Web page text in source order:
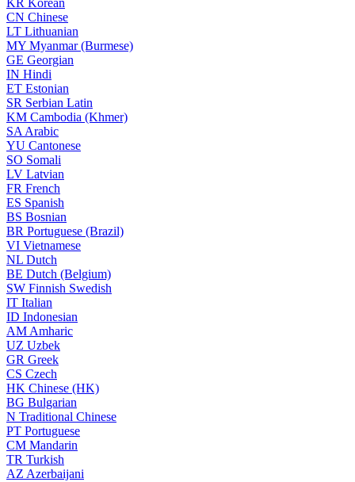
KR Korean
CN Chinese
LT Lithuanian
MY Myanmar (Burmese)
GE Georgian
IN Hindi
ET Estonian
SR Serbian Latin
KM Cambodia (Khmer)
SA Arabic
YU Cantonese
SO Somali
LV Latvian
FR French
ES Spanish
BS Bosnian
BR Portuguese (Brazil)
VI Vietnamese
NL Dutch
BE Dutch (Belgium)
SW Finnish Swedish
IT Italian
ID Indonesian
AM Amharic
UZ Uzbek
GR Greek
CS Czech
HK Chinese (HK)
BG Bulgarian
N Traditional Chinese
PT Portuguese
CM Mandarin
TR Turkish
AZ Azerbaijani